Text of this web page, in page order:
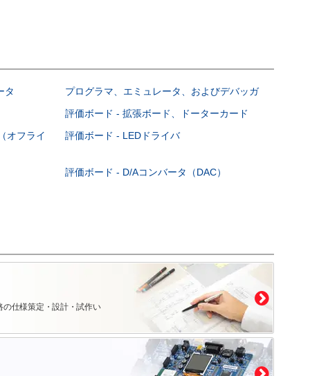
タ
プログラマ、エミュレータ、およびデバッガ
評価ボード - 拡張ボード、ドーターカード
オフライ
評価ボード - LEDドライバ
評価ボード - D/Aコンバータ（DAC）
仕様策定・設計・試作い